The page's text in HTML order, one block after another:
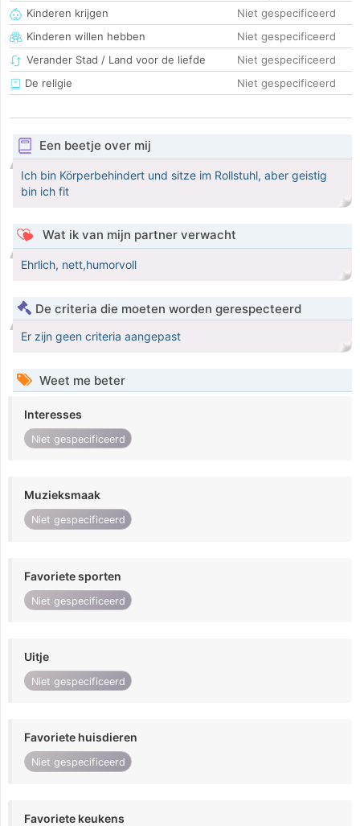
Kinderen krijgen
Niet gespecificeerd
Kinderen willen hebben
Niet gespecificeerd
Verander Stad / Land voor de liefde
Niet gespecificeerd
De religie
Niet gespecificeerd
Een beetje over mij
Ich bin Körperbehindert und sitze im Rollstuhl, aber geistig
bin ich fit
Wat ik van mijn partner verwacht
Ehrlich, nett,humorvoll
De criteria die moeten worden gerespecteerd
Er zijn geen criteria aangepast
Weet me beter
Interesses
Niet gespecificeerd
Muzieksmaak
Niet gespecificeerd
Favoriete sporten
Niet gespecificeerd
Uitje
Niet gespecificeerd
Favoriete huisdieren
Niet gespecificeerd
Favoriete keukens